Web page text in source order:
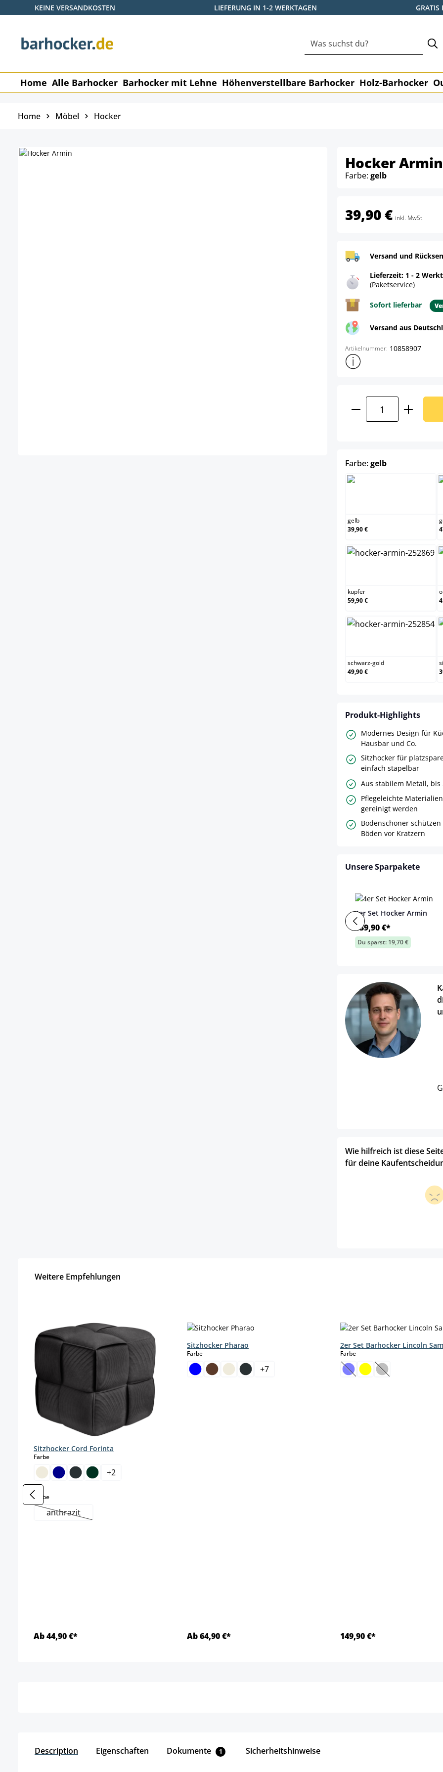
to main content
Skip to search
Skip to main navigation
KEINE VERSANDKOSTEN LIEFERUNG IN 1-2 WERKTAGEN GRATIS
Home Alle Barhocker Barhocker mit Lehne Höhenverstellbare Barhocker Holz-Barhocker
Home Möbel Hocker
Hocker Armin
Farbe: gelb
39,90 € inkl. MwSt.
Versand und
Lieferzeit: 1 - 2
(Paketservice)
Sofort lieferbar
Versand aus
Artikelnummer: 10858907
Weitere
Product
Farbe:gelbauswählen
gelb
39,90 €
kupfer
59,90 €
schwarz-gold
49,90 €
Produkt-Highlights
Modernes Design für
Hausbar und Co.
Sitzhocker für
einfach stapelbar
Aus stabilem Metall, bis
Pflegeleichte
gereinigt werden
Bodenschoner
Böden vor Kratzern
Unsere Sparpakete
4er Set Hocker Armin
139,90 €*
Du sparst: 19,70 €
Wie hilfreich ist diese
für deine
Weitere Empfehlungen
Sitzhocker Cord Forinta
Farbeauswählen
+2
Farbeauswählen
anthrazit(This option is currently unavailable.)
Ab 44,90 €*
Sitzhocker Pharao
Farbeauswählen
+7
Ab 64,90 €*
2er Set Barhocker Lincoln
Farbeauswählen
(This option is currently
(This option is
149,90 €*
Description Eigenschaften Dokumente 1 Sicherheitshinweise